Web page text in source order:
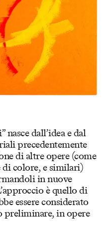
nasce dall’idea e dal
precedentemente
di altre opere (come
di colore, e similari)
in nuove
è quello di
essere considerato
preliminare, in opere